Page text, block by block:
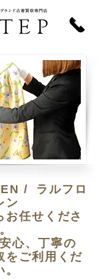
/ ラルフロ
ン
お任せくださ
心、丁寧の
をご利用くだ